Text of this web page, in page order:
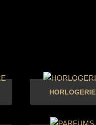
HORLOGERIE